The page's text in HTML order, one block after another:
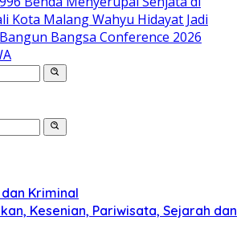
Kota Malang Wahyu Hidayat Jadi
Bangsa Conference 2026
Kriminal
Kesenian, Pariwisata, Sejarah dan